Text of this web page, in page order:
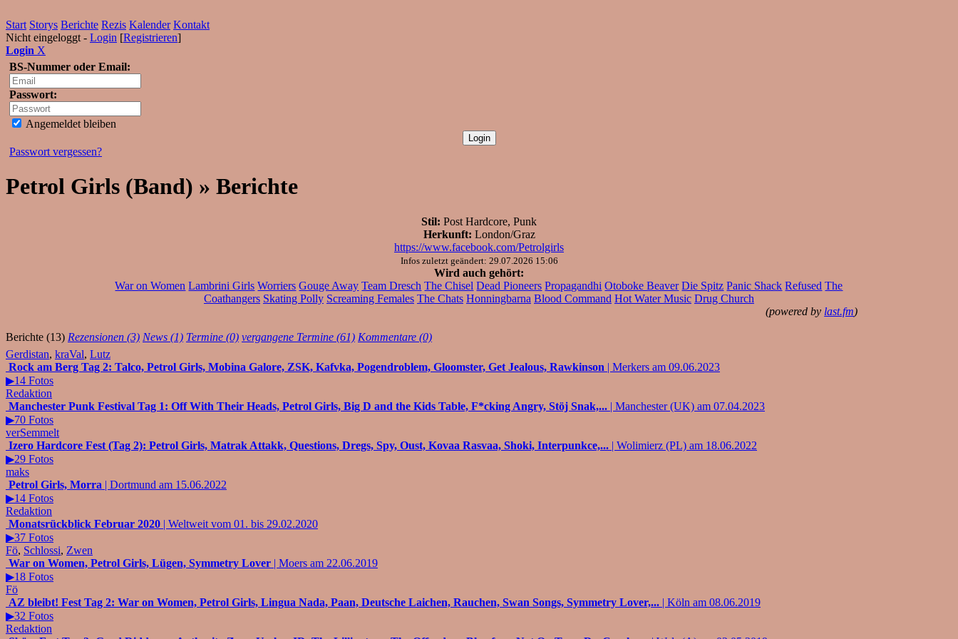
Start Storys Berichte Rezis Kalender Kontakt
Nicht eingeloggt - Login [Registrieren]
Login X
BS-Nummer oder Email:
Passwort:
Angemeldet bleiben
Passwort vergessen?
Petrol Girls (Band) » Berichte
Stil: Post Hardcore, Punk
Herkunft: London/Graz
https://www.facebook.com/Petrolgirls
Infos zuletzt geändert: 29.07.2026 15:06
Wird auch gehört:
War on Women Lambrini Girls Worriers Gouge Away Team Dresch The Chisel Dead Pioneers Propagandhi Otoboke Beaver Die Spitz Panic Shack Refused The
Coathangers Skating Polly Screaming Females The Chats Honningbarna Blood Command Hot Water Music Drug Church
(powered by last.fm)
Berichte (13) Rezensionen (3) News (1) Termine (0) vergangene Termine (61) Kommentare (0)
Gerdistan, kraVal, Lutz
Rock am Berg Tag 2: Talco, Petrol Girls, Mobina Galore, ZSK, Kafvka, Pogendroblem, Gloomster, Get Jealous, Rawkinson | Merkers am 09.06.2023
▶14 Fotos
Redaktion
Manchester Punk Festival Tag 1: Off With Their Heads, Petrol Girls, Big D and the Kids Table, F*cking Angry, Stöj Snak,... | Manchester (UK) am 07.04.2023
▶70 Fotos
verSemmelt
Izero Hardcore Fest (Tag 2): Petrol Girls, Matrak Attakk, Questions, Dregs, Spy, Oust, Kovaa Rasvaa, Shoki, Interpunkce,... | Wolimierz (PL) am 18.06.2022
▶29 Fotos
maks
Petrol Girls, Morra | Dortmund am 15.06.2022
▶14 Fotos
Redaktion
Monatsrückblick Februar 2020 | Weltweit vom 01. bis 29.02.2020
▶37 Fotos
Fö, Schlossi, Zwen
War on Women, Petrol Girls, Lügen, Symmetry Lover | Moers am 22.06.2019
▶18 Fotos
Fö
AZ bleibt! Fest Tag 2: War on Women, Petrol Girls, Lingua Nada, Paan, Deutsche Laichen, Rauchen, Swan Songs, Symmetry Lover,... | Köln am 08.06.2019
▶32 Fotos
Redaktion